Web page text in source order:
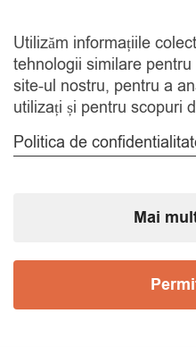
RETUR 30 ZILE
Gratuit, indiferent de
COMANDA
CATEGORII
Utilizăm informațiile
tehnologii similare
site-ul nostru, pentru a
utilizați și pentru scopuri
Politica de
Mai